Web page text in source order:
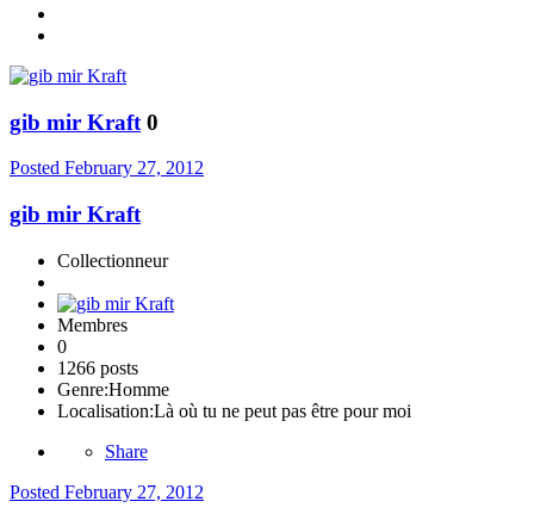
gib mir Kraft 0
Posted February 27, 2012
gib mir Kraft
Collectionneur
Membres
0
1266 posts
Genre:Homme
Localisation:Là où tu ne peut pas être pour moi
Share
Posted February 27, 2012